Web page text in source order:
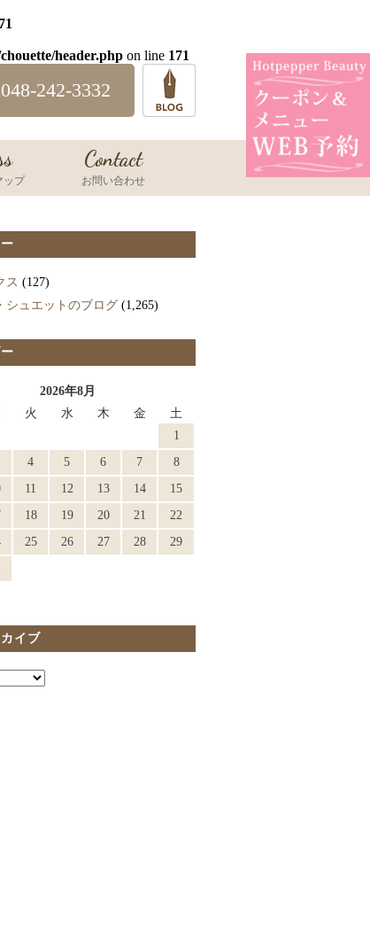
header.php on line 171
242-3332
ップ
Contact
お問い合わせ
ス (127)
シュエットのブログ (1,265)
2026年8月
火 水 木 金
土
1
4 5 6 7
8
11 12 13 14
15
18 19 20 21
22
25 26 27 28
29
イブ